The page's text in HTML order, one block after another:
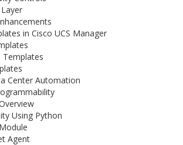
in Cisco UCS Manager
Templates
Center Automation
Using Python
Agent